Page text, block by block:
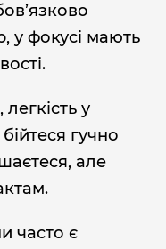
у фокусі мають
легкість у
гучно
але
часто є